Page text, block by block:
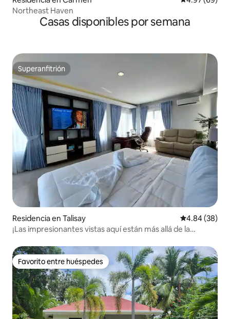
Northeast Haven
Casas disponibles por semana
Superanfitrión
Superanfitrión
Residencia en Talisay Calificación
4.84 (38)
¡Las impresionantes vistas aquí están más allá de la
Favorito entre huéspedes
Favorito entre huéspedes